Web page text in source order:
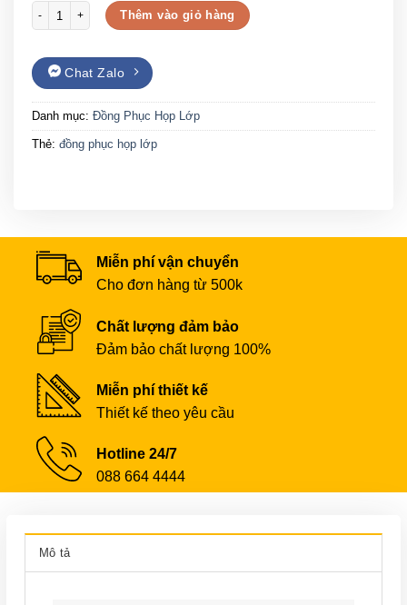
Áo họp lớp màu trắng 15 năm kỉ niệm ngày ra trường số lượng
Thêm vào giỏ hàng
Chat Zalo
Danh mục: Đồng Phục Họp Lớp
Thẻ: đồng phục họp lớp
Miễn phí vận chuyển
Cho đơn hàng từ 500k
Chất lượng đảm bảo
Đảm bảo chất lượng 100%
Miễn phí thiết kế
Thiết kế theo yêu cầu
Hotline 24/7
088 664 4444
Mô tả